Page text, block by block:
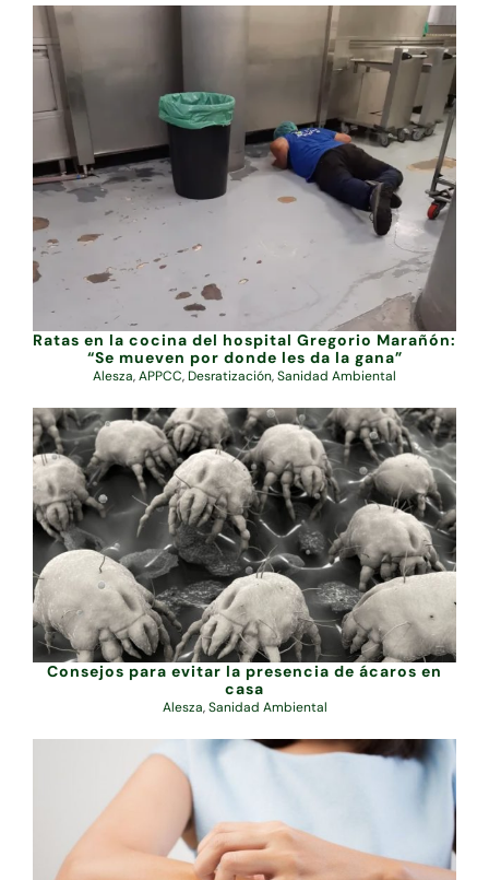
Ratas en la cocina del hospital Gregorio Marañón:
“Se mueven por donde les da la gana”
Alesza,APPCC,Desratización,Sanidad Ambiental
Consejos para evitar la presencia de ácaros en
casa
Alesza,Sanidad Ambiental